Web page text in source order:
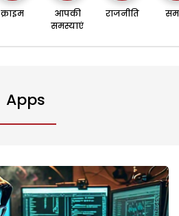
क्राइम
आपकी
समस्याएं
राजनीति
Apps